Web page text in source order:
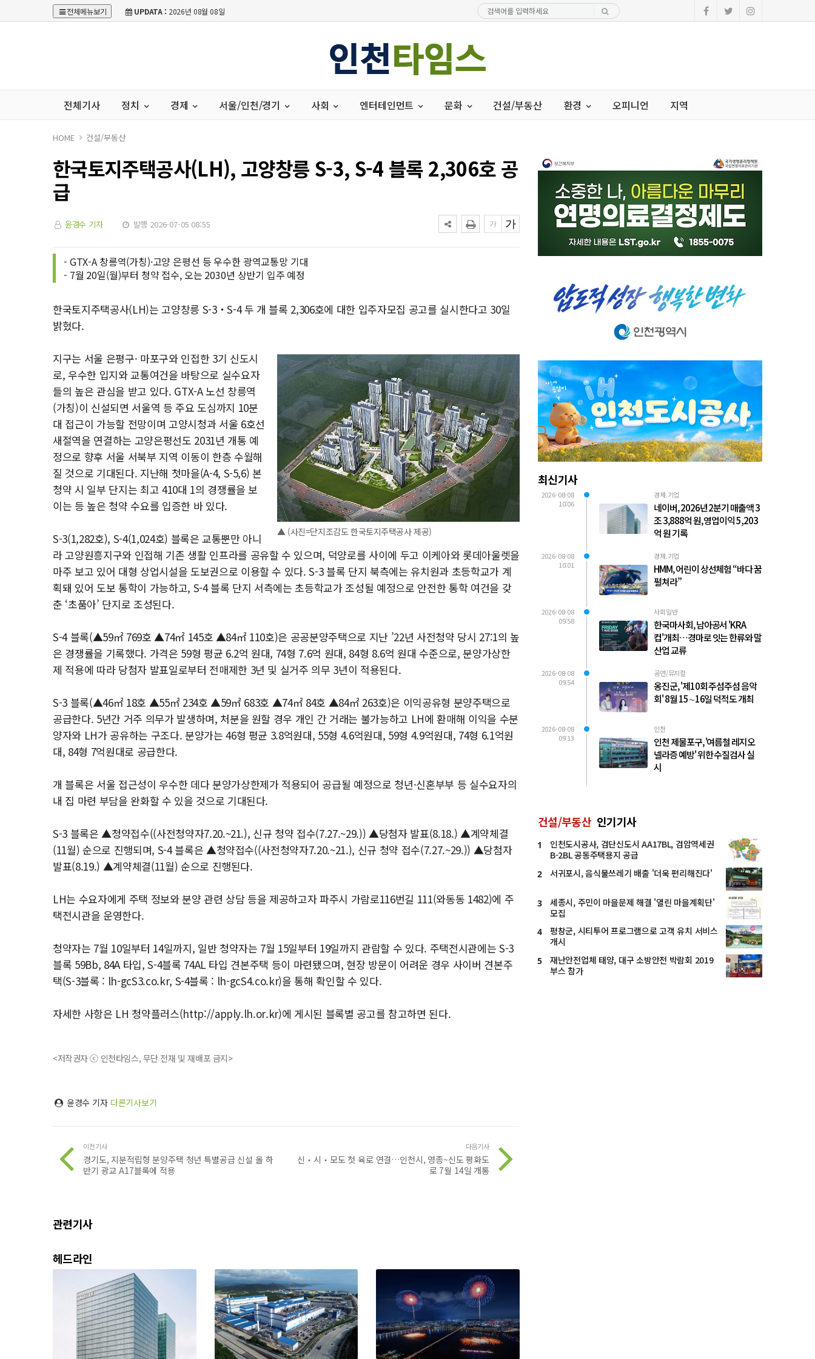
전체메뉴보기 UPDATA : 2026년 08월 08일
전체기사 정치 경제 서울/인천/경기 사회 엔터테인먼트 문화 건설/부동산 환경 오피니언 지역
HOME 건설/부동산
한국토지주택공사(LH), 고양창릉 S-3, S-4 블록 2,306호 공
급
윤경수 기자 발행 2026-07-05 08:55
- GTX-A 창릉역(가칭)·고양 은평선 등 우수한 광역교통망 기대
- 7월 20일(월)부터 청약 접수, 오는 2030년 상반기 입주 예정
한국토지주택공사(LH)는 고양창릉 S-3‧S-4 두 개 블록 2,306호에 대한 입주자모집 공고를 실시한다고 30일
밝혔다.
▲ (사진=단지조감도 한국토지주택공사 제공)
지구는 서울 은평구· 마포구와 인접한 3기 신도시
로, 우수한 입지와 교통여건을 바탕으로 실수요자
들의 높은 관심을 받고 있다. GTX-A 노선 창릉역
(가칭)이 신설되면 서울역 등 주요 도심까지 10분
대 접근이 가능할 전망이며 고양시청과 서울 6호선
새절역을 연결하는 고양은평선도 2031년 개통 예
정으로 향후 서울 서북부 지역 이동이 한층 수월해
질 것으로 기대된다. 지난해 첫마을(A-4, S-5,6) 본
청약 시 일부 단지는 최고 410대 1의 경쟁률을 보
이는 등 높은 청약 수요를 입증한 바 있다.
S-3(1,282호), S-4(1,024호) 블록은 교통뿐만 아니
라 고양원흥지구와 인접해 기존 생활 인프라를 공유할 수 있으며, 덕양로를 사이에 두고 이케아와 롯데아울렛을
마주 보고 있어 대형 상업시설을 도보권으로 이용할 수 있다. S-3 블록 단지 북측에는 유치원과 초등학교가 계
획돼 있어 도보 통학이 가능하고, S-4 블록 단지 서측에는 초등학교가 조성될 예정으로 안전한 통학 여건을 갖
춘 ‘초품아’ 단지로 조성된다.
S-4 블록(▲59㎡ 769호 ▲74㎡ 145호 ▲84㎡ 110호)은 공공분양주택으로 지난 ’22년 사전청약 당시 27:1의 높
은 경쟁률을 기록했다. 가격은 59형 평균 6.2억 원대, 74형 7.6억 원대, 84형 8.6억 원대 수준으로, 분양가상한
제 적용에 따라 당첨자 발표일로부터 전매제한 3년 및 실거주 의무 3년이 적용된다.
S-3 블록(▲46㎡ 18호 ▲55㎡ 234호 ▲59㎡ 683호 ▲74㎡ 84호 ▲84㎡ 263호)은 이익공유형 분양주택으로
공급한다. 5년간 거주 의무가 발생하며, 처분을 원할 경우 개인 간 거래는 불가능하고 LH에 환매해 이익을 수분
양자와 LH가 공유하는 구조다. 분양가는 46형 평균 3.8억원대, 55형 4.6억원대, 59형 4.9억원대, 74형 6.1억원
대, 84형 7억원대로 공급한다.
개 블록은 서울 접근성이 우수한 데다 분양가상한제가 적용되어 공급될 예정으로 청년·신혼부부 등 실수요자의
내 집 마련 부담을 완화할 수 있을 것으로 기대된다.
S-3 블록은 ▲청약접수((사전청약자7.20.~21.), 신규 청약 접수(7.27.~29.)) ▲당첨자 발표(8.18.) ▲계약체결
(11월) 순으로 진행되며, S-4 블록은 ▲청약접수((사전청약자7.20.~21.), 신규 청약 접수(7.27.~29.)) ▲당첨자
발표(8.19.) ▲계약체결(11월) 순으로 진행된다.
LH는 수요자에게 주택 정보와 분양 관련 상담 등을 제공하고자 파주시 가람로116번길 111(와동동 1482)에 주
택전시관을 운영한다.
청약자는 7월 10일부터 14일까지, 일반 청약자는 7월 15일부터 19일까지 관람할 수 있다. 주택전시관에는 S-3
블록 59Bb, 84A 타입, S-4블록 74AL 타입 견본주택 등이 마련됐으며, 현장 방문이 어려운 경우 사이버 견본주
택(S-3블록 : lh-gcS3.co.kr, S-4블록 : lh-gcS4.co.kr)을 통해 확인할 수 있다.
자세한 사항은 LH 청약플러스(http://apply.lh.or.kr)에 게시된 블록별 공고를 참고하면 된다.
<저작권자 ⓒ 인천타임스, 무단 전재 및 재배포 금지>
윤경수 기자 다른기사보기
이전기사
경기도, 지분적립형 분양주택 청년 특별공급 신설 올 하
반기 광교 A17블록에 적용
다음기사
신‧시‧모도 첫 육로 연결…인천시, 영종~신도 평화도
로 7월 14일 개통
관련기사
헤드라인
최신기사
2026-08-08
10:06
경제.기업
네이버, 2026년 2분기 매출액 3
조 3,888억 원, 영업이익 5,203
억 원 기록
2026-08-08
10:01
경제.기업
HMM, 어린이 상선체험 “바다 꿈
펼쳐라”
2026-08-08
09:58
사회일반
한국마사회, 남아공서 'KRA
컵'개최…경마로 잇는 한류와 말
산업 교류
2026-08-08
09:54
공연/뮤지컬
옹진군, '제10회 주섬주섬 음악
회' 8월 15∼16일 덕적도 개최
2026-08-08
09:13
인천
인천 제물포구, '여름철 레지오
넬라증 예방' 위한 수질검사 실
시
건설/부동산 인기기사
1
인천도시공사, 검단신도시 AA17BL, 검암역세권
B-2BL 공동주택용지 공급
2 서귀포시, 음식물쓰레기 배출 '더욱 편리해진다'
3
세종시, 주민이 마을문제 해결 '열린 마을계획단'
모집
4
평창군, 시티투어 프로그램으로 고객 유치 서비스
개시
5
재난안전업체 태양, 대구 소방안전 박람회 2019
부스 참가